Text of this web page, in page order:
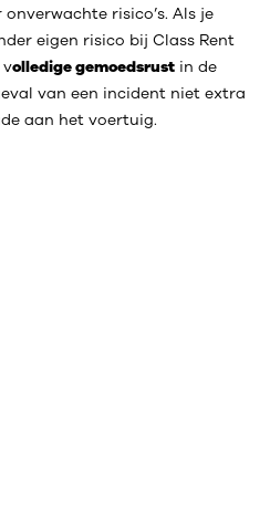
risico’s. Als je
eigen risico bij Class Rent
volledige gemoedsrust in de
van een incident niet extra
aan het voertuig.